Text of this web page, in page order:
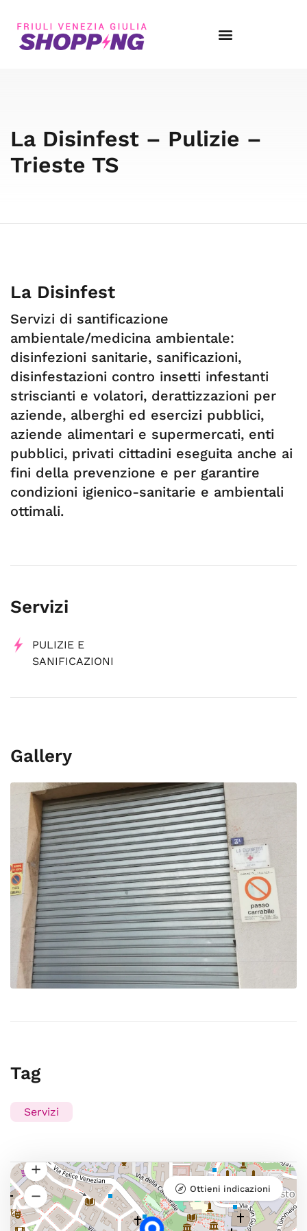
La Disinfest – Pulizie –
Trieste TS
La Disinfest
Servizi di santificazione
ambientale/medicina ambientale:
disinfezioni sanitarie, sanificazioni,
disinfestazioni contro insetti infestanti
striscianti e volatori, derattizzazioni per
aziende, alberghi ed esercizi pubblici,
aziende alimentari e supermercati, enti
pubblici, privati cittadini eseguita anche ai
fini della prevenzione e per garantire
condizioni igienico-sanitarie e ambientali
ottimali.
Servizi
PULIZIE E
SANIFICAZIONI
Gallery
Tag
Servizi
Ottieni indicazioni